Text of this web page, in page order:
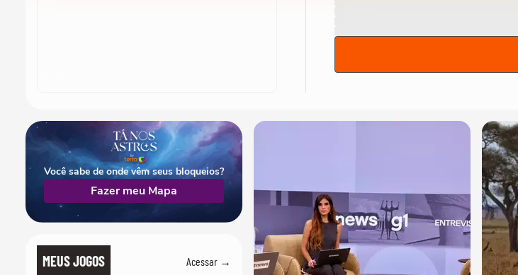
MEUS JOGOS Acessar →
Você sabe de onde vêm seus bloqueios?
Fazer meu Mapa